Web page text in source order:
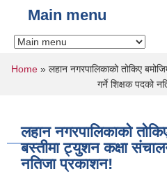
Main menu
You are here
Home» लहान नगरपालिकाको तोकिए
गर्ने शिक्षक पदको
लहान नगरपालिकाको
बस्तीमा ट्युशन कक्षा
नतिजा प्रकाशन!